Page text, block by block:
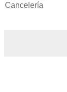
Cancelería